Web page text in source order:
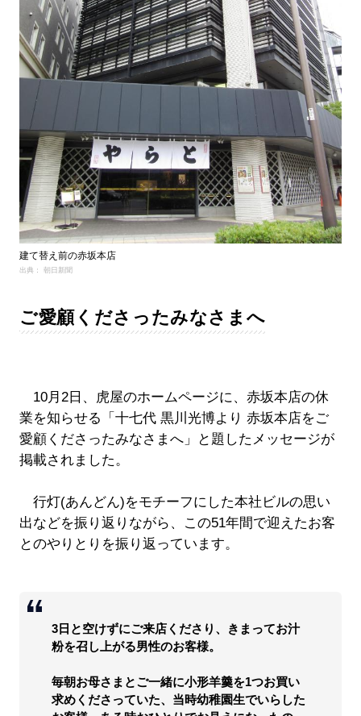
建て替え前の赤坂本店
出典： 朝日新聞
ご愛顧くださったみなさまへ
10月2日、虎屋のホームページに、赤坂本店の休
業を知らせる「十七代 黒川光博より 赤坂本店をご
愛顧くださったみなさまへ」と題したメッセージが
掲載されました。
行灯(あんどん)をモチーフにした本社ビルの思い
出などを振り返りながら、この51年間で迎えたお客
とのやりとりを振り返っています。
3日と空けずにご来店くださり、きまってお汁
粉を召し上がる男性のお客様。
毎朝お母さまとご一緒に小形羊羹を1つお買い
求めくださっていた、当時幼稚園生でいらした